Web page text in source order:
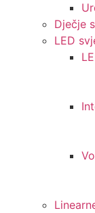
Dječje
LED